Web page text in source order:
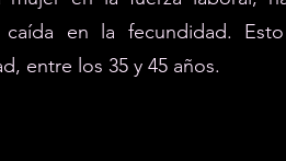
en la fecundidad.
entre los 35 y 45 años.